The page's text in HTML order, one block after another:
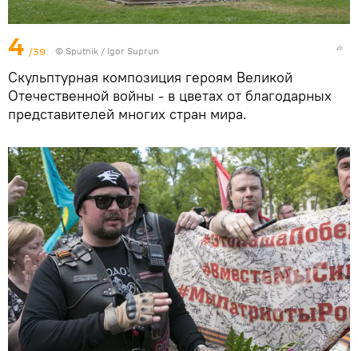
4 /39 © Sputnik / Igor Suprun
Скульптурная композиция героям Великой
Отечественной войны - в цветах от благодарных
представителей многих стран мира.